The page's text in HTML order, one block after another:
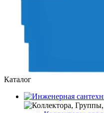
Каталог